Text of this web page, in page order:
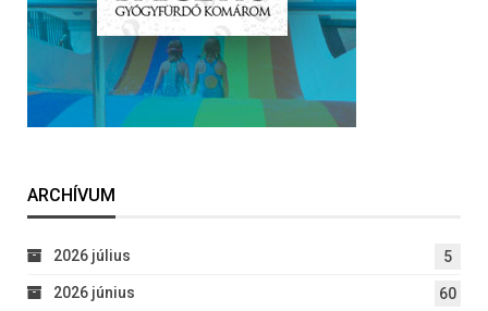
ARCHÍVUM
2026 július 5
2026 június 60